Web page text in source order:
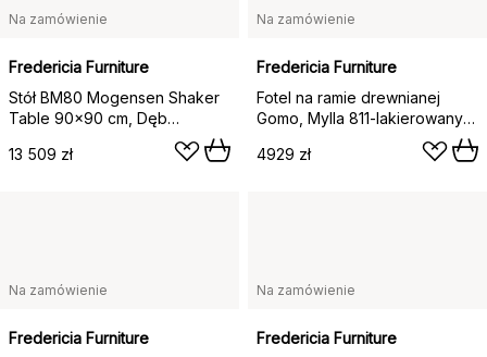
Na zamówienie
Fredericia Furniture
Stół BM80 Mogensen Shaker
Table 90x90 cm, Dęb
13 509 zł
Na zamówienie
Fredericia Furniture
Fotel na ramie drewnianej
Gomo, Mylla 811-lakierowany
4929 zł
Na zamówienie
Fredericia Furniture
Na zamówienie
Fredericia Furniture